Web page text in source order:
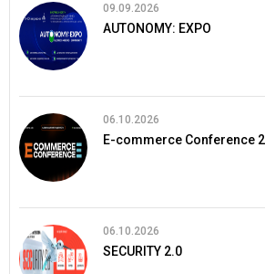
09.09.2026
AUTONOMY: EXPO
06.10.2026
E-commerce Conference
06.10.2026
SECURITY 2.0